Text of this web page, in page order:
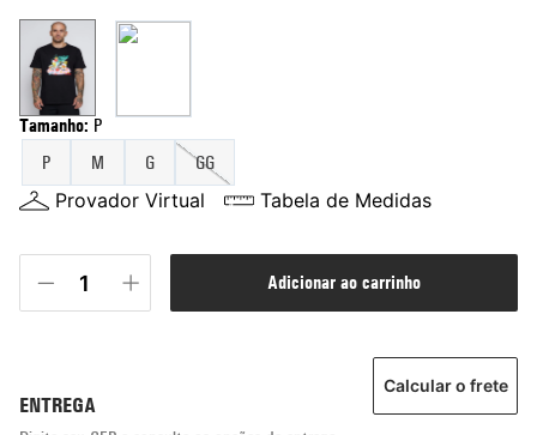
Tamanho: P
P
M G GG
Provador Virtual Tabela de Medidas
adicionar ao carrinho
Calcular o frete